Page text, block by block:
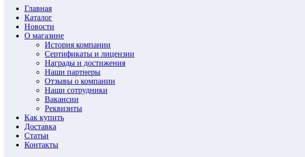
Главная
Каталог
Новости
О магазине
История компании
Сертификаты и лицензии
Награды и достижения
Наши партнеры
Отзывы о компании
Наши сотрудники
Вакансии
Реквизиты
Как купить
Доставка
Статьи
Контакты